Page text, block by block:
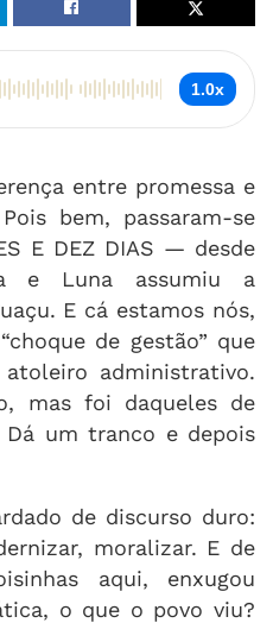
1.0x
entre promessa e
bem, passaram-se
E DEZ DIAS — desde
e Luna assumiu a
E cá estamos nós,
de gestão” que
administrativo.
mas foi daqueles de
um tranco e depois
de discurso duro:
moralizar. E de
aqui, enxugou
o que o povo viu?